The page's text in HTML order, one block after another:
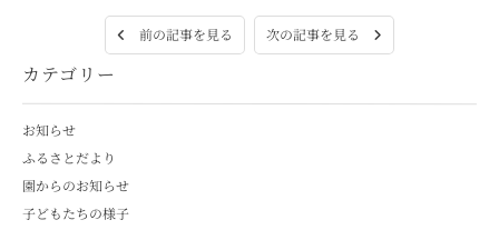
カテゴリー
お知らせ
ふるさとだより
園からのお知らせ
子どもたちの様子
前の記事を見る 次の記事を見る